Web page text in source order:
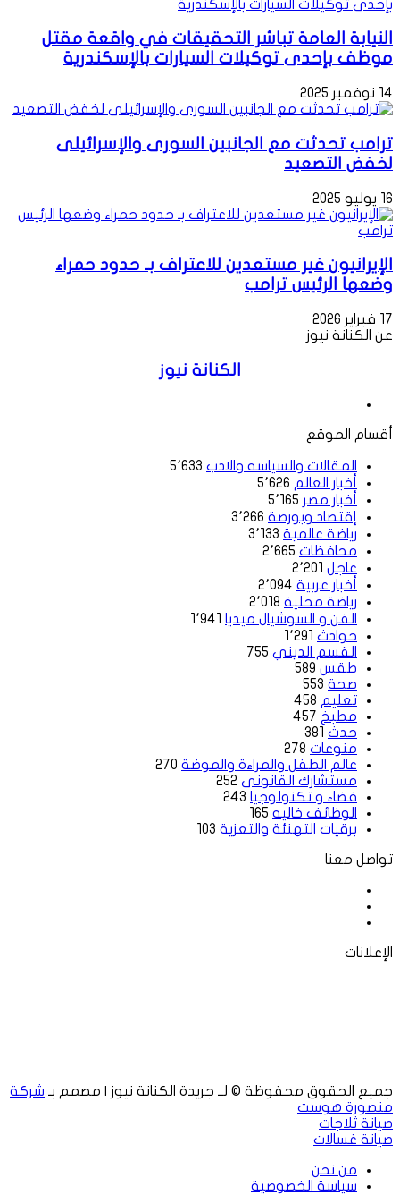
النيابة العامة تباشر التحقيقات في واقعة مقتل
موظف بإحدى توكيلات السيارات بالإسكندرية
14 نوفمبر 2025
ترامب تحدثت مع الجانبين السورى والإسرائيلى
لخفض التصعيد
16 يوليو 2025
الإيرانيون غير مستعدين للاعتراف بـ حدود حمراء
وضعها الرئيس ترامب
17 فبراير 2026
عن الكنانة نيوز
الكنانة نيوز
أقسام الموقع
المقالات والسياسه والادب 5٬633
أخبار العالم 5٬626
أخبار مصر 5٬165
إقتصاد وبورصة 3٬266
رياضة عالمية 3٬133
محافظات 2٬665
عاجل 2٬201
أخبار عربية 2٬094
رياضة محلية 2٬018
الفن و السوشيال ميديا 1٬941
حوادث 1٬291
القسم الديني 755
طقس 589
صحة 553
تعليم 458
مطبخ 457
حدث 381
منوعات 278
عالم الطفل والمراءة والموضة 270
مستشارك القانونى 252
فضاء و تكنولوجيا 243
الوظائف خاليه 165
برقيات التهنئة والتعزية 103
تواصل معنا
الإعلانات
جميع الحقوق محفوظة © لــ جريدة الكنانة نيوز | مصمم بـ شركة
منصورة هوست
صيانة ثلاجات
صيانة غسالات
من نحن
سياسة الخصوصية